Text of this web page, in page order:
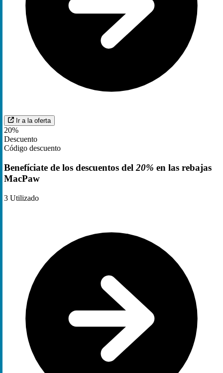
Ir a la oferta
20%
Descuento
Código descuento
Benefíciate de los descuentos del 20% en las rebajas
MacPaw
3 Utilizado